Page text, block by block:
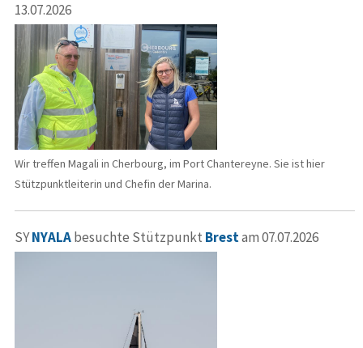
13.07.2026
Wir treffen Magali in Cherbourg, im Port Chantereyne. Sie ist hier
Stützpunktleiterin und Chefin der Marina.
SYNYALAbesuchte Stützpunkt Brestam 07.07.2026